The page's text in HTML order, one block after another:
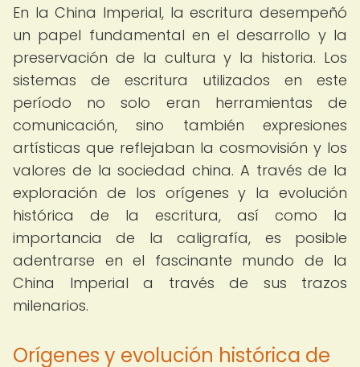
En la China Imperial, la escritura desempeñó
un papel fundamental en el desarrollo y la
preservación de la cultura y la historia. Los
sistemas de escritura utilizados en este
período no solo eran herramientas de
comunicación, sino también expresiones
artísticas que reflejaban la cosmovisión y los
valores de la sociedad china. A través de la
exploración de los orígenes y la evolución
histórica de la escritura, así como la
importancia de la caligrafía, es posible
adentrarse en el fascinante mundo de la
China Imperial a través de sus trazos
milenarios.
Orígenes y evolución histórica de